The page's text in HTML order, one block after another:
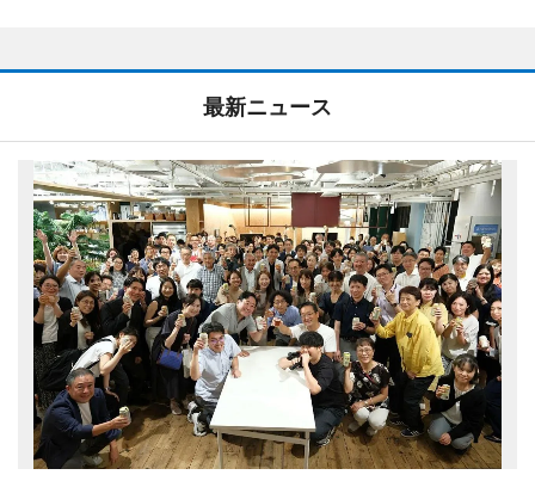
最新ニュース